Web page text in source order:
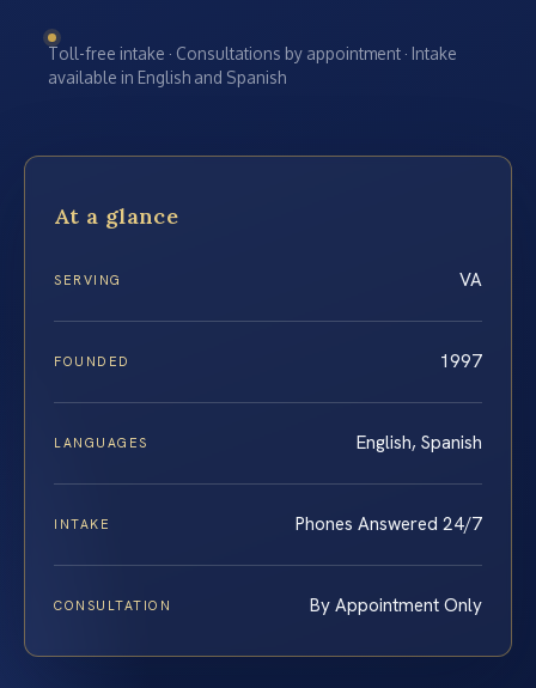
Toll-free intake · Consultations by appointment · Intake
available in English and Spanish
At a glance
SERVING VA
FOUNDED 1997
LANGUAGES English, Spanish
INTAKE Phones Answered 24/7
CONSULTATION By Appointment Only